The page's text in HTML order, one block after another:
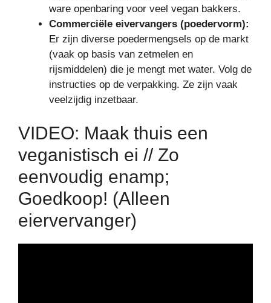
ware openbaring voor veel vegan bakkers.
Commerciële eivervangers (poedervorm):
Er zijn diverse poedermengsels op de markt
(vaak op basis van zetmelen en
rijsmiddelen) die je mengt met water. Volg de
instructies op de verpakking. Ze zijn vaak
veelzijdig inzetbaar.
VIDEO: Maak thuis een
veganistisch ei // Zo
eenvoudig enamp;
Goedkoop! (Alleen
eiervervanger)